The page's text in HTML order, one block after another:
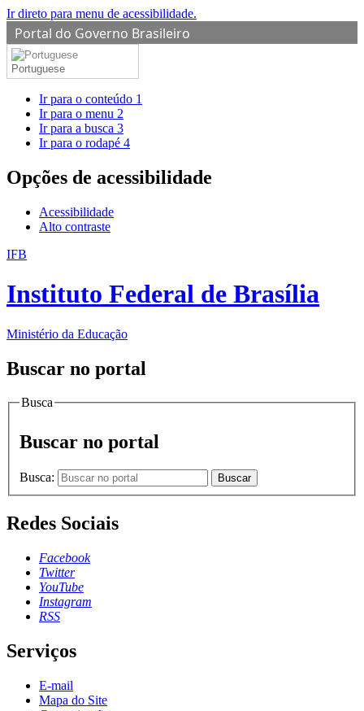
Ir direto para menu de acessibilidade.
Portal do Governo Brasileiro
Portuguese
Ir para o conteúdo 1
Ir para o menu 2
Ir para a busca 3
Ir para o rodapé 4
Opções de acessibilidade
Acessibilidade
Alto contraste
IFB
Instituto Federal de Brasília
Ministério da Educação
Buscar no portal
Busca
Buscar no portal
Busca: Buscar
Redes Sociais
Facebook
Twitter
YouTube
Instagram
RSS
Serviços
E-mail
Mapa do Site